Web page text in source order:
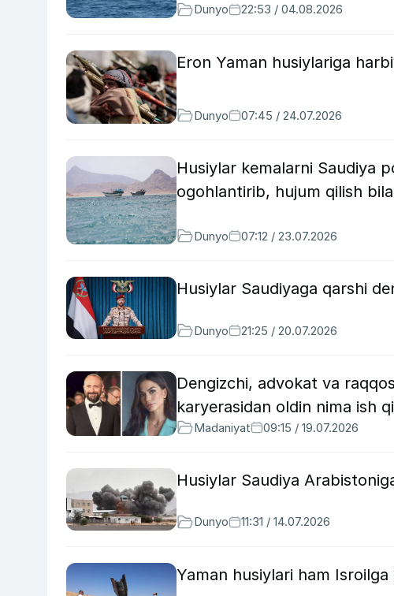
Dunyo 22:53 / 04.08.2026
Eron Yaman husiylariga
Dunyo 07:45 / 24.07.2026
Husiylar kemalarni Saudiya
ogohlantirib, hujum qilish
Dunyo 07:12 / 23.07.2026
Husiylar Saudiyaga qarshi
Dunyo 21:25 / 20.07.2026
Dengizchi, advokat va
karyerasidan oldin nima ish
Madaniyat 09:15 / 19.07.2026
Husiylar Saudiya
Dunyo 11:31 / 14.07.2026
Yaman husiylari ham